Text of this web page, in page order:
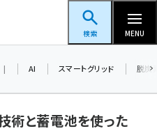
リッドフォーラム
検索 MENU
| AI スマートグリッド 脱炭
術と蓄電池を使った